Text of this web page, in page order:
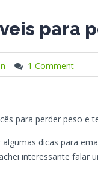
para
1 Comment
para perder peso e
dicas para
interessante falar